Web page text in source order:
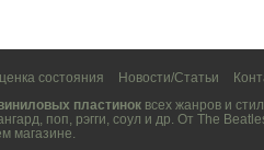
состояния Новости/Статьи
пластинок всех жанров и
, поп, рэгги, соул и др. От The
магазине.